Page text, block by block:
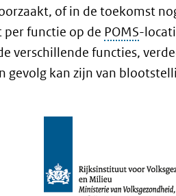
of in de toekomst
functie op de POMS-
verschillende functies,
gevolg kan zijn van